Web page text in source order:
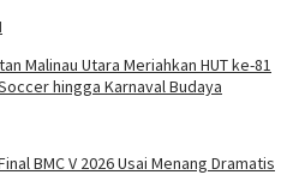
Malinau Utara Meriahkan HUT ke-81
hingga Karnaval Budaya
BMC V 2026 Usai Menang Dramatis